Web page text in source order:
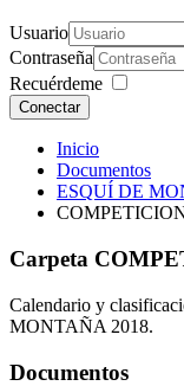
Usuario
Contraseña
Recuérdeme
Conectar
Inicio
Documentos
ESQUÍ DE
Carpeta
Calendario y
MONTAÑA 2018.
Documentos